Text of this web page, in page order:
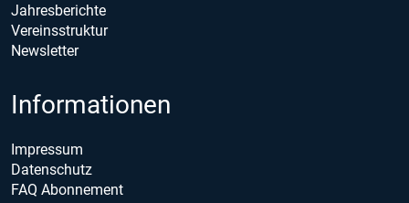
Jahresberichte
Vereinsstruktur
Newsletter
Informationen
Impressum
Datenschutz
FAQ Abonnement